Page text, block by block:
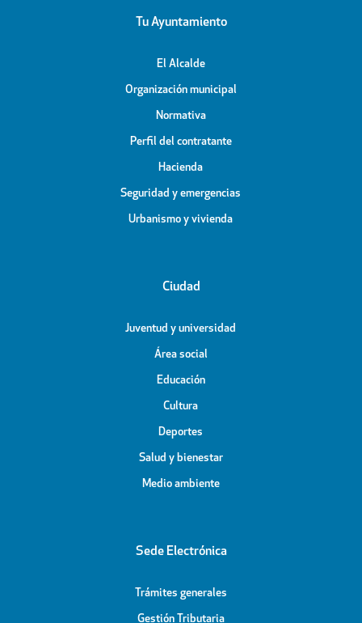
Tu Ayuntamiento
El Alcalde
Organización municipal
Normativa
Perfil del contratante
Hacienda
Seguridad y emergencias
Urbanismo y vivienda
Ciudad
Juventud y universidad
Área social
Educación
Cultura
Deportes
Salud y bienestar
Medio ambiente
Sede Electrónica
Trámites generales
Gestión Tributaria